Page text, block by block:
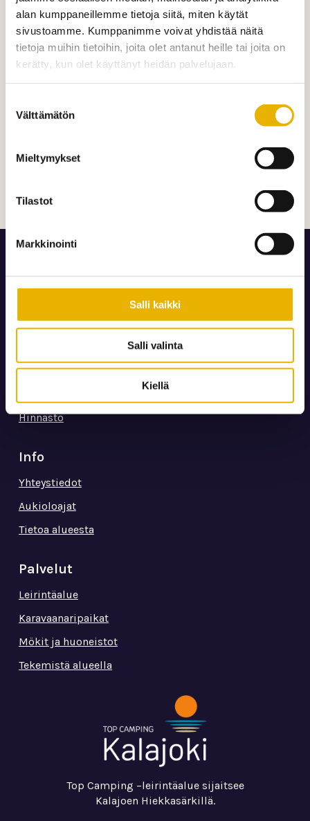
alan kumppaneillemme tietoja siitä, miten käytät
sivustoamme. Kumppanimme voivat yhdistää näitä
tietoja muihin tietoihin, joita olet antanut heille tai joita on
kerätty, kun olet käyttänyt heidän palvelujaan.
valinta
Välttämätön
Mieltymykset
Tilastot
Markkinointi
Salli kaikki
Salli valinta
Kiellä
Top Camping –leirintäalue sijaitsee
Kalajoen Hiekkasärkillä.
Palvelut
Leirintäalue
Karavaanaripaikat
Mökit ja huoneistot
Tekemistä alueella
Info
Yhteystiedot
Aukioloajat
Tietoa alueesta
Säännöt ja ehdot
Alueen säännöt
Hinnasto
Sivusto